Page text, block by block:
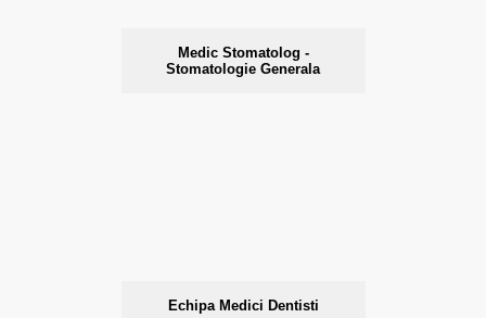
Medic Stomatolog -
Stomatologie Generala
Echipa Medici Dentisti